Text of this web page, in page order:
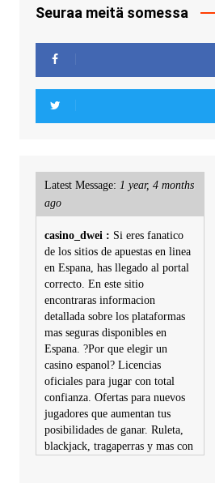
Seuraa meitä somessa
Latest Message: 1 year, 4 months
ago
casino_dwei : Si eres fanatico
de los sitios de apuestas en linea
en Espana, has llegado al portal
correcto. En este sitio
encontraras informacion
detallada sobre los plataformas
mas seguras disponibles en
Espana. ?Por que elegir un
casino espanol? Licencias
oficiales para jugar con total
confianza. Ofertas para nuevos
jugadores que aumentan tus
posibilidades de ganar. Ruleta,
blackjack, tragaperras y mas con